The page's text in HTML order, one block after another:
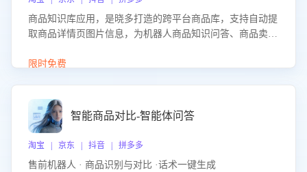
商品知识库应用，是晓多打造的跨平台商品库，支持自动提
取商品详情页图片信息，为机器人商品知识问答、商品卖点
限时免费
智能商品对比-智能体问答
淘宝 | 京东 | 抖音 | 拼多多
售前机器人 · 商品识别与对比 ·话术一键生成